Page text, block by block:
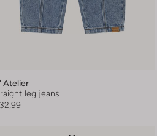
Atelier
leg jeans